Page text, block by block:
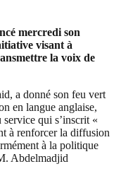
mercredi son
visant à
la voix de
a donné son feu vert
en langue anglaise,
qui s’inscrit «
à renforcer la diffusion
à la politique
Abdelmadjid